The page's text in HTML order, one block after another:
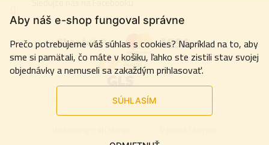
Aby náš e-shop fungoval správne
Prečo potrebujeme váš súhlas s cookies? Napríklad na to, aby
sme si pamätali, čo máte v košiku, ľahko ste zistili stav svojej
objednávky a nemuseli sa zakaždým prihlasovať.
SÚHLASÍM